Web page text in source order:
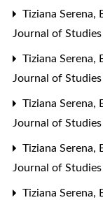
Tiziana Serena,
Journal of
Tiziana Serena,
Journal of
Tiziana Serena,
Journal of
Tiziana Serena,
Journal of
Tiziana Serena,